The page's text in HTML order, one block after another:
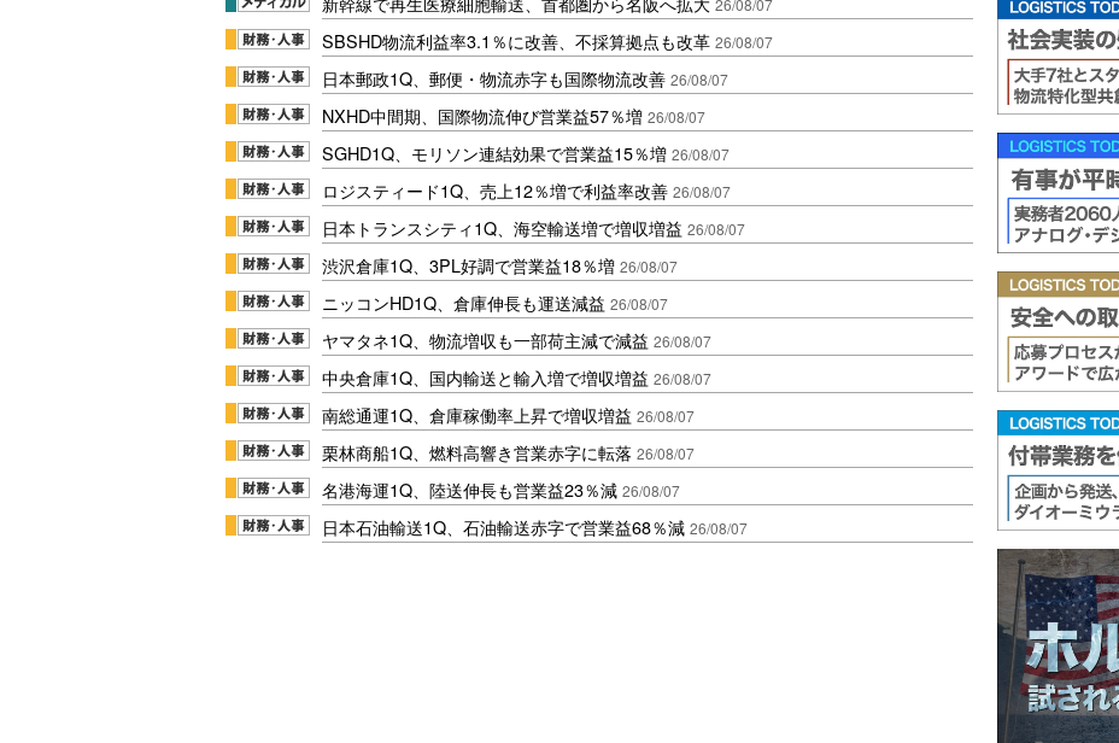
26/08/07
SBSHD物流利益率3.1％に改善、不採算拠点も改革 26/08/07
日本郵政1Q、郵便・物流赤字も国際物流改善 26/08/07
NXHD中間期、国際物流伸び営業益57％増 26/08/07
SGHD1Q、モリソン連結効果で営業益15％増 26/08/07
ロジスティード1Q、売上12％増で利益率改善 26/08/07
日本トランスシティ1Q、海空輸送増で増収増益 26/08/07
渋沢倉庫1Q、3PL好調で営業益18％増 26/08/07
ニッコンHD1Q、倉庫伸長も運送減益 26/08/07
ヤマタネ1Q、物流増収も一部荷主減で減益 26/08/07
中央倉庫1Q、国内輸送と輸入増で増収増益 26/08/07
南総通運1Q、倉庫稼働率上昇で増収増益 26/08/07
栗林商船1Q、燃料高響き営業赤字に転落 26/08/07
名港海運1Q、陸送伸長も営業益23％減 26/08/07
日本石油輸送1Q、石油輸送赤字で営業益68％減 26/08/07